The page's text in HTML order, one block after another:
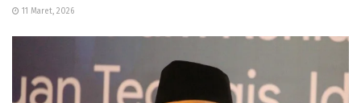
11 Maret, 2026